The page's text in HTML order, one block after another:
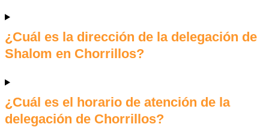
¿Cuál es la dirección de la delegación de
Shalom en Chorrillos?
¿Cuál es el horario de atención de la
delegación de Chorrillos?